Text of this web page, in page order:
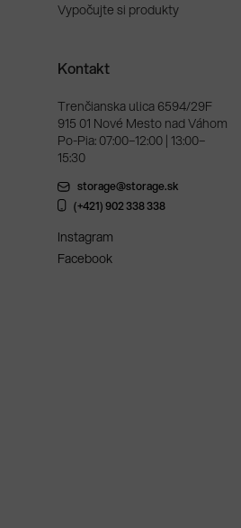
Vypočujte si produkty
Kontakt
Trenčianska ulica 6594/29F
915 01 Nové Mesto nad Váhom
Po-Pia: 07:00–12:00 | 13:00–
15:30
storage@storage.sk
(+421) 902 338 338
Instagram
Facebook